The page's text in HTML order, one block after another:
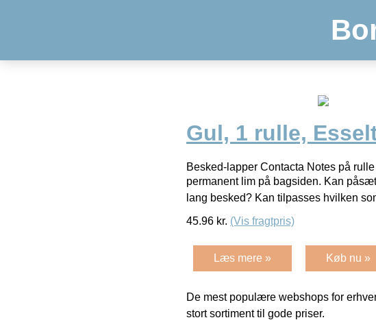
Gul, 1 rulle,
Besked-lapper Contacta Notes på
permanent lim på bagsiden. Kan
lang besked? Kan tilpasses hvilken
45.96 kr. (Vis fragtpris)
Læs mere » Køb nu »
De mest populære webshops for
stort sortiment til gode priser.